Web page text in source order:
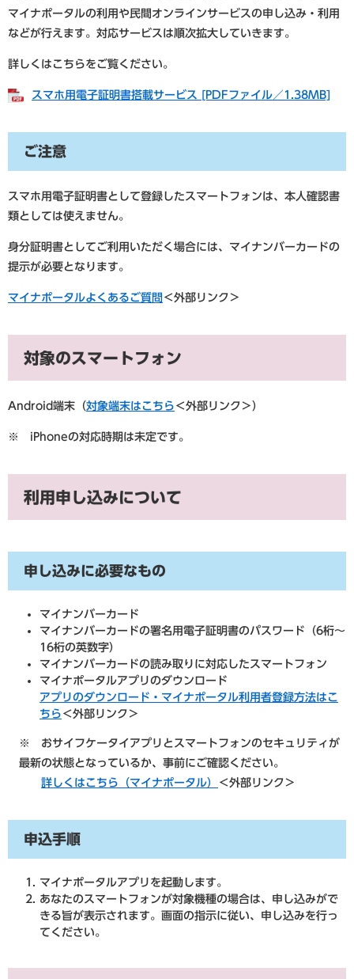
マイナポータルの利用や民間オンラインサービスの申し込み・利用
などが行えます。対応サービスは順次拡大していきます。
詳しくはこちらをご覧ください。
スマホ用電子証明書搭載サービス [PDFファイル／1.38MB]
ご注意
スマホ用電子証明書として登録したスマートフォンは、本人確認書
類としては使えません。
身分証明書としてご利用いただく場合には、マイナンバーカードの
提示が必要となります。
マイナポータルよくあるご質問 ＜外部リンク＞
対象のスマートフォン
Android端末（対象端末はこちら ＜外部リンク＞ ）
※ iPhoneの対応時期は未定です。
利用申し込みについて
申し込みに必要なもの
マイナンバーカード
マイナンバーカードの署名用電子証明書のパスワード（6桁～
16桁の英数字）
マイナンバーカードの読み取りに対応したスマートフォン
マイナポータルアプリのダウンロード
アプリのダウンロード・マイナポータル利用者登録方法はこ
ちら ＜外部リンク＞
※ おサイフケータイアプリとスマートフォンのセキュリティが
最新の状態となっているか、事前にご確認ください。
詳しくはこちら（マイナポータル）
＜外部リンク＞
申込手順
マイナポータルアプリを起動します。
あなたのスマートフォンが対象機種の場合は、申し込みがで
きる旨が表示されます。画面の指示に従い、申し込みを行っ
てください。